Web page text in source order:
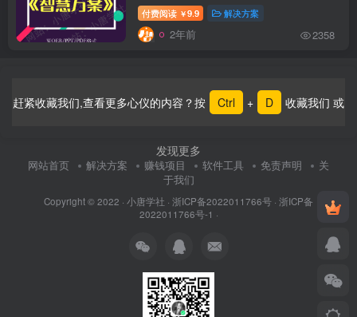
付费阅读 ￥9.9 解决方案
2年前 2358
赶紧收藏我们,查看更多心仪的内容？按 Ctrl + D 收藏我们 或
发现更多
网站首页 解决方案 赚钱项目 软件工具 免责声明
关
于我们
Copyright © 2022 · 小唐学社 · 浙ICP备2022011766号 · 浙ICP备
2022011766号-1 ·